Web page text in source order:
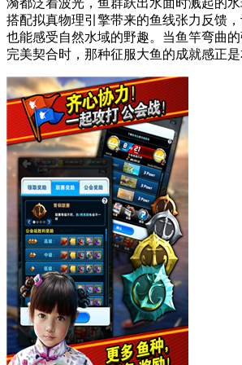
搭配拟真物理引擎带来的鱼线张力反馈
也能感受自然水域的野趣。当鱼竿弯曲
完美契合时，那种征服大鱼的成就感正是